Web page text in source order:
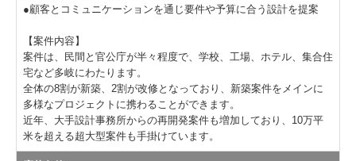
●顧客とコミュニケーションを通じ要件や予算に合う設計を提案
【案件内容】
案件は、民間と官公庁が半々程度で、学校、工場、ホテル、集合住
宅など多岐にわたります。
全体の8割が新築、2割が改修となっており、新築案件をメインに
多様なプロジェクトに携わることができます。
近年、大手設計事務所からの再開発案件も増加しており、10万平
米を超える超大型案件も手掛けています。